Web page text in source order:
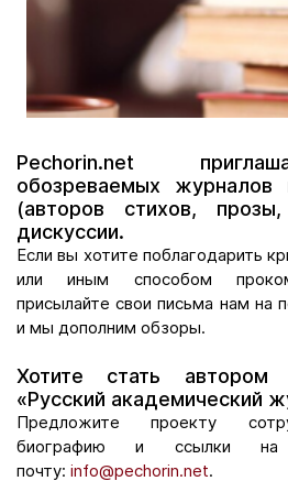
Pechorin.net
обозреваемых журналов
(авторов стихов,
дискуссии.
Если вы хотите поблагодарить
или иным способом
присылайте свои письма нам на
и мы дополним обзоры.
Хотите стать автором
«Русский академический
Предложите проекту
биографию и ссылки
почту: info@pechorin.net.